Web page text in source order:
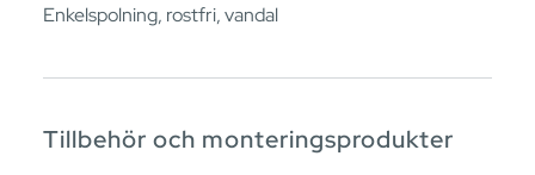
Enkelspolning, rostfri, vandal
Tillbehör och monteringsprodukter